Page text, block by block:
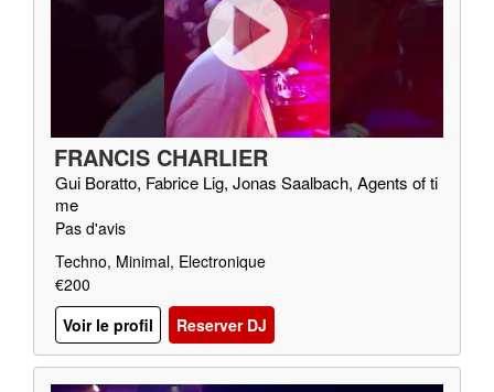
FRANCIS CHARLIER
Gui Boratto, Fabrice Lig, Jonas Saalbach, Agents of ti
me
Pas d'avis
Techno, Minimal, Electronique
€200
Voir le profil
Reserver DJ